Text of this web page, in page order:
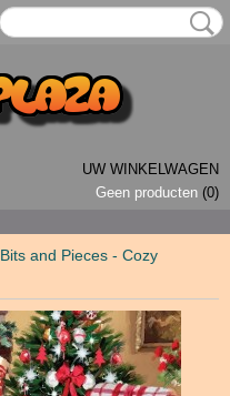
UW WINKELWAGEN
Geen producten (0)
Bits and Pieces - Cozy